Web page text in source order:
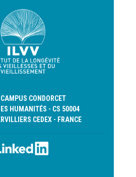
CAMPUS CONDORCET
HUMANITÉS - CS 50004
CEDEX - FRANCE